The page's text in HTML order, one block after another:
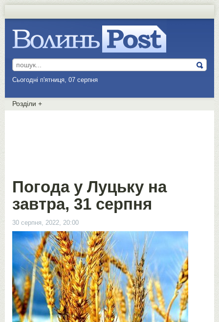
Сьогодні п'ятниця, 07 серпня
Розділи +
Погода у Луцьку на
завтра, 31 серпня
30 серпня, 2022, 20:00